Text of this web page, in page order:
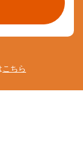
こちら